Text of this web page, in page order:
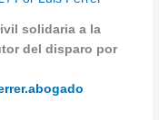
solidaria a la
del disparo por